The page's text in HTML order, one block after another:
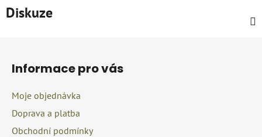
Diskuze
Informace pro vás
Moje objednávka
Doprava a platba
Obchodní podmínky